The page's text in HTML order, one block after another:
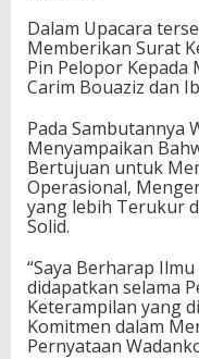
Dalam Upacara
Memberikan Surat
Pin Pelopor Kepada
Carim Bouaziz dan
Pada Sambutannya
Menyampaikan
Bertujuan untuk
Operasional,
yang lebih Terukur
Solid.
“Saya Berharap
didapatkan selama
Keterampilan yang
Komitmen dalam
Pernyataan